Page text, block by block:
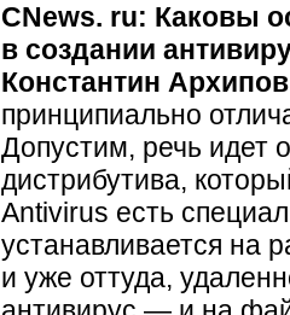
CNews. ru: Каковы
в создании
Константин
принципиально
Допустим, речь идет
дистрибутива,
Antivirus есть
устанавливается на
и уже оттуда,